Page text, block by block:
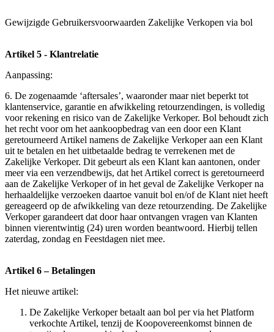
Gewijzigde Gebruikersvoorwaarden Zakelijke Verkopen via bol
Artikel 5 - Klantrelatie
Aanpassing:
6. De zogenaamde ‘aftersales’, waaronder maar niet beperkt tot
klantenservice, garantie en afwikkeling retourzendingen, is volledig
voor rekening en risico van de Zakelijke Verkoper. Bol behoudt zich
het recht voor om het aankoopbedrag van een door een Klant
geretourneerd Artikel namens de Zakelijke Verkoper aan een Klant
uit te betalen en het uitbetaalde bedrag te verrekenen met de
Zakelijke Verkoper. Dit gebeurt als een Klant kan aantonen, onder
meer via een verzendbewijs, dat het Artikel correct is geretourneerd
aan de Zakelijke Verkoper of in het geval de Zakelijke Verkoper na
herhaaldelijke verzoeken daartoe vanuit bol en/of de Klant niet heeft
gereageerd op de afwikkeling van deze retourzending. De Zakelijke
Verkoper garandeert dat door haar ontvangen vragen van Klanten
binnen vierentwintig (24) uren worden beantwoord. Hierbij tellen
zaterdag, zondag en Feestdagen niet mee.
Artikel 6 – Betalingen
Het nieuwe artikel:
De Zakelijke Verkoper betaalt aan bol per via het Platform
verkochte Artikel, tenzij de Koopovereenkomst binnen de